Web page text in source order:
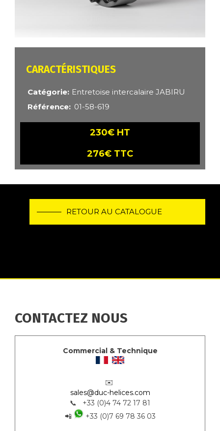
CARACTÉRISTIQUES
Catégorie Entretoise intercalaire JABIRU
Référence
01-58-619
230€ HT
276€ TTC
RETOUR AU CATALOGUE
CONTACTEZ NOUS
Commercial & Technique
✉️
sales@duc-helices.com
📞 +33 (0)4 74 72 17 81
📲
+33 (0)7 69 78 36 03